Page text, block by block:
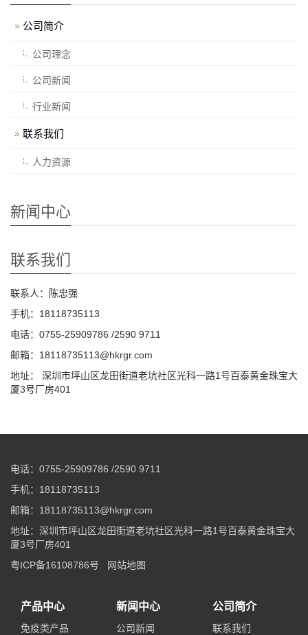
公司简介
公司理念
公司新闻
行业新闻
联系我们
人力资源
新闻中心
联系我们
联系人：陈忠强
手机：18118735113
电话：0755-25909786 /2590 9711
邮箱：18118735113@hkrgr.com
地址： 深圳市坪山区龙田街道老坑社区光科一路1号百泰黄金珠宝大
厦3号厂房401
电话：0755-25909786 /2590 9711
手机：18118735113
邮箱：18118735113@hkrgr.com
地址：深圳市坪山区龙田街道老坑社区光科一路1号百泰黄金珠宝大
厦3号厂房401
粤ICP备16108786号
网站地图
产品中心
免疫类产品
新闻中心
公司新闻
公司简介
联系我们